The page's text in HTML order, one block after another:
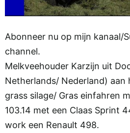
Abonneer nu op mijn kanaal/
channel.
Melkveehouder Karzijn uit
Netherlands/ Nederland) aan
grass silage/ Gras einfahren
103.14 met een Claas Sprint
work een Renault 498.